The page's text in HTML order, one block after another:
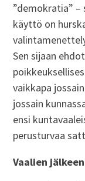
”demokratia”
käyttö on
Sen sijaan
vaikkapa
jossain
ensi
perusturvaa
Vaalien jälkeen